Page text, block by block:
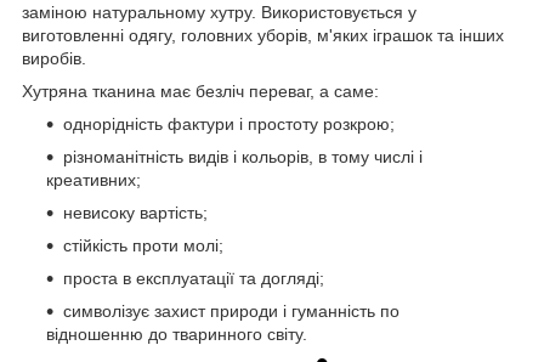
заміною натуральному хутру. Використовується у
виготовленні одягу, головних уборів, м'яких іграшок та інших
виробів.
Хутряна тканина має безліч переваг, а саме:
однорідність фактури і простоту розкрою;
різноманітність видів і кольорів, в тому числі і
креативних;
невисоку вартість;
стійкість проти молі;
проста в експлуатації та догляді;
символізує захист природи і гуманність по
відношенню до тваринного світу.